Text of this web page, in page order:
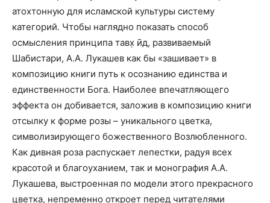
атохтонную для исламской культуры систему
категорий. Чтобы наглядно показать способ
осмысления принципа тавх̣ ӣд, развиваемый
Шабистари, А.А. Лукашев как бы «зашивает» в
композицию книги путь к осознанию единства и
единственности Бога. Наиболее впечатляющего
эффекта он добивается, заложив в композицию книги
отсылку к форме розы – уникального цветка,
символизирующего божественного Возлюбленного.
Как дивная роза распускает лепестки, радуя всех
красотой и благоуханием, так и монография А.А.
Лукашева, выстроенная по модели этого прекрасного
цветка, непременно откроет перед читателями